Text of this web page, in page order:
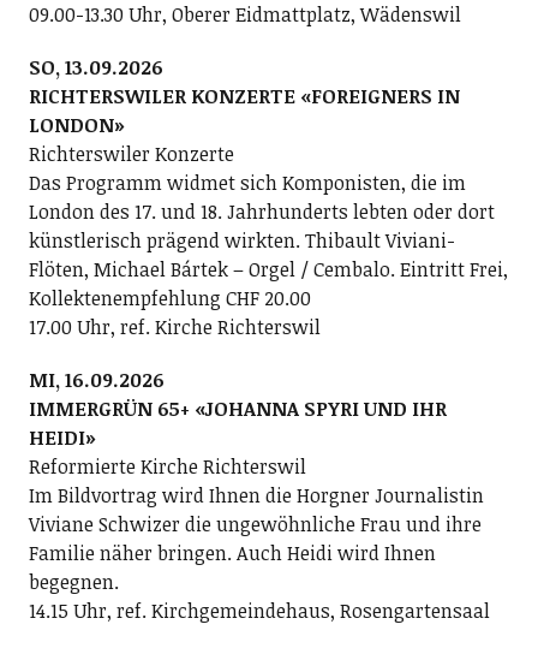
09.00-13.30 Uhr, Oberer Eidmattplatz, Wädenswil
SO, 13.09.2026
RICHTERSWILER KONZERTE «FOREIGNERS IN
LONDON»
Richterswiler Konzerte
Das Programm widmet sich Komponisten, die im
London des 17. und 18. Jahrhunderts lebten oder dort
künstlerisch prägend wirkten. Thibault Viviani-
Flöten, Michael Bártek – Orgel / Cembalo. Eintritt Frei,
Kollektenempfehlung CHF 20.00
17.00 Uhr, ref. Kirche Richterswil
MI, 16.09.2026
IMMERGRÜN 65+ «JOHANNA SPYRI UND IHR
HEIDI»
Reformierte Kirche Richterswil
Im Bildvortrag wird Ihnen die Horgner Journalistin
Viviane Schwizer die ungewöhnliche Frau und ihre
Familie näher bringen. Auch Heidi wird Ihnen
begegnen.
14.15 Uhr, ref. Kirchgemeindehaus, Rosengartensaal